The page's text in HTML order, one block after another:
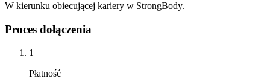
W kierunku obiecującej kariery w StrongBody.
Proces dołączenia
1
Płatność